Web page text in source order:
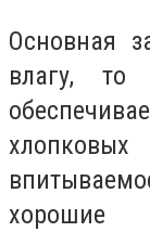
Основная
влагу,
хорошие